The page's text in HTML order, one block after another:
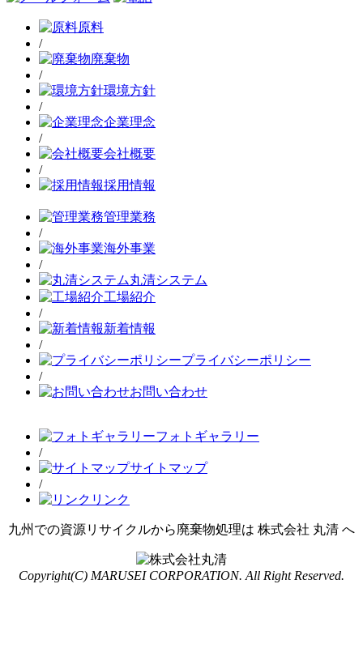
原料
/
廃棄物
/
環境方針
/
企業理念
/
会社概要
/
採用情報
管理業務
/
海外事業
/
丸清システム
工場紹介
/
新着情報
/
プライバシーポリシー
/
お問い合わせ
フォトギャラリー
/
サイトマップ
/
リンク
九州での資源リサイクルから廃棄物処理は 株式会社 丸清 へ
Copyright(C) MARUSEI CORPORATION. All Right Reserved.